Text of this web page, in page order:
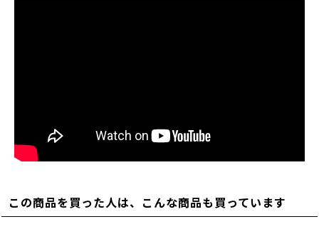
この商品を買った人は、こんな商品も買っています